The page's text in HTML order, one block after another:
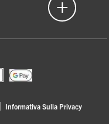
Informativa Sulla Privacy